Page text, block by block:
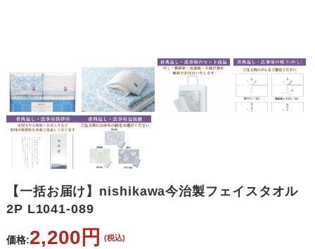
【一括お届け】nishikawa今治製フェイスタオル
2P L1041-089
価格:2,200円 (税込)